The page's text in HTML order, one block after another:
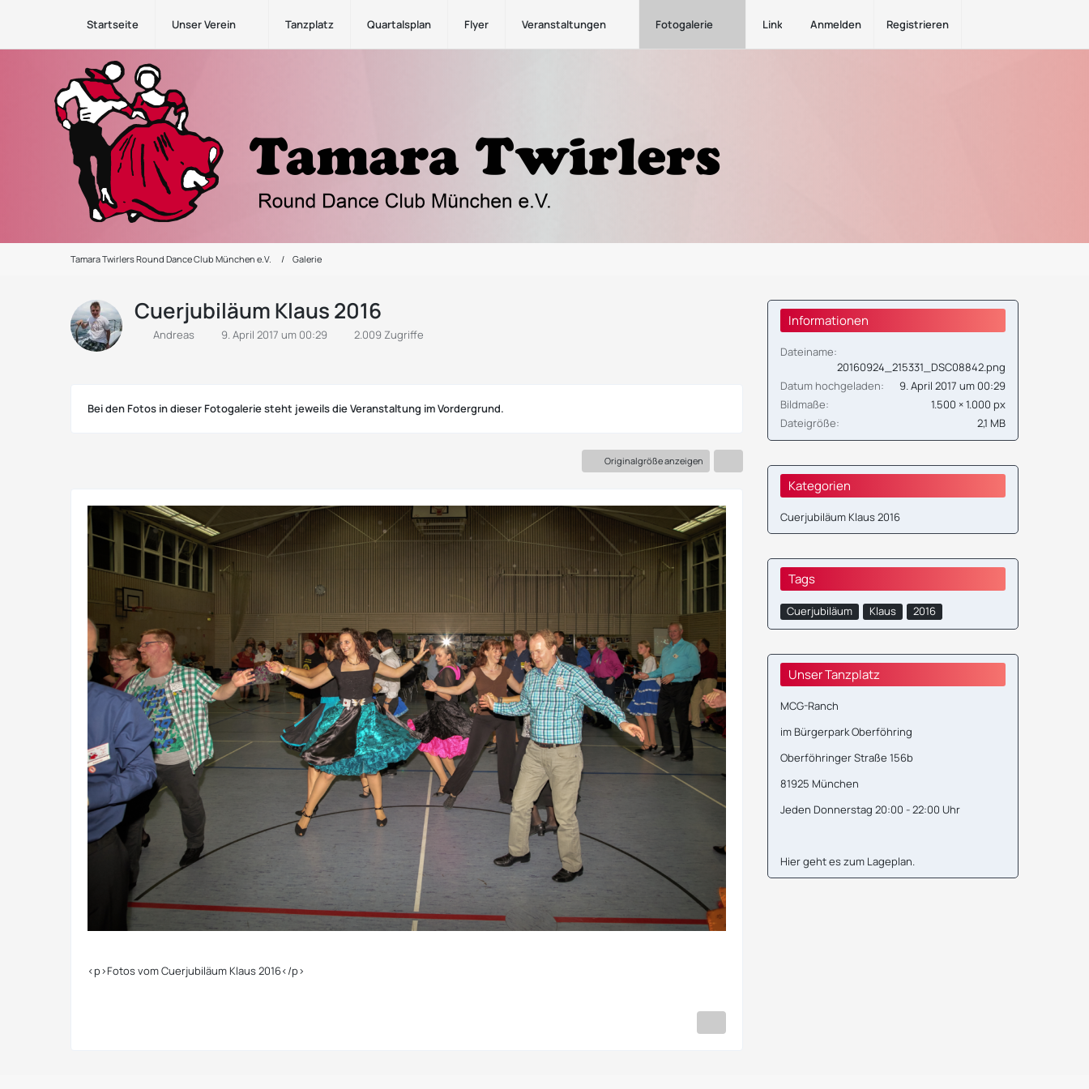
Startseite Unser Verein Tanzplatz Quartalsplan Flyer Veranstaltungen Fotogalerie Links Anmelden Registrieren
Tamara Twirlers Round Dance Club München e.V. Galerie
Cuerjubiläum Klaus 2016
Andreas 9. April 2017 um 00:29 2.009 Zugriffe
Bei den Fotos in dieser Fotogalerie steht jeweils die Veranstaltung im Vordergrund.
Originalgröße anzeigen
<p>Fotos vom Cuerjubiläum Klaus 2016</p>
Informationen
Dateiname
20160924_215331_DSC08842.png
Datum hochgeladen
9. April 2017 um 00:29
Bildmaße
1.500 × 1.000 px
Dateigröße
2,1 MB
Kategorien
Cuerjubiläum Klaus 2016
Tags
Cuerjubiläum Klaus 2016
Unser Tanzplatz
MCG-Ranch
im Bürgerpark Oberföhring
Oberföhringer Straße 156b
81925 München
Jeden Donnerstag 20:00 - 22:00 Uhr
Hier geht es zum Lageplan.